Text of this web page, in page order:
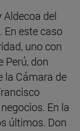
del
En este caso
uno con
Perú, don
la Cámara de
En la
últimos. Don